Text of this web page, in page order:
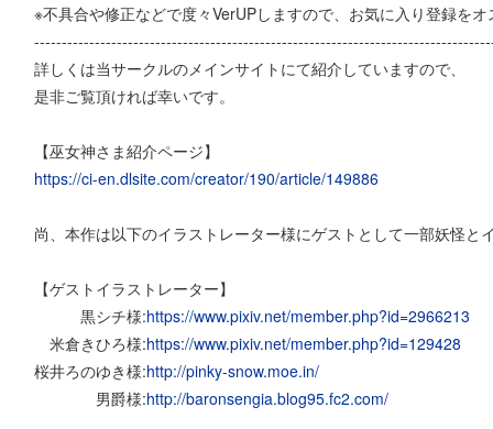
※不具合や修正などで度々VerUPしますので、お気に入り登録を
詳しくは当サークルのメインサイトにて紹介していますので、
是非ご覧頂ければ幸いです。
【巫女神さま紹介ページ】
https://ci-en.dlsite.com/creator/190/article/149886
尚、本作は以下のイラストレーター様にゲストとして一部妖怪と
【ゲストイラストレーター】
黒シチ様:https://www.pixiv.net/member.php?id=2966213
米倉きひろ様:https://www.pixiv.net/member.php?id=129428
桜井ろのゆき様:http://pinky-snow.moe.in/
男爵様:http://baronsengia.blog95.fc2.com/